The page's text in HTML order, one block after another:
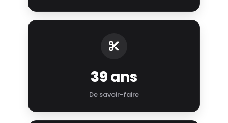
39ans
De savoir-faire